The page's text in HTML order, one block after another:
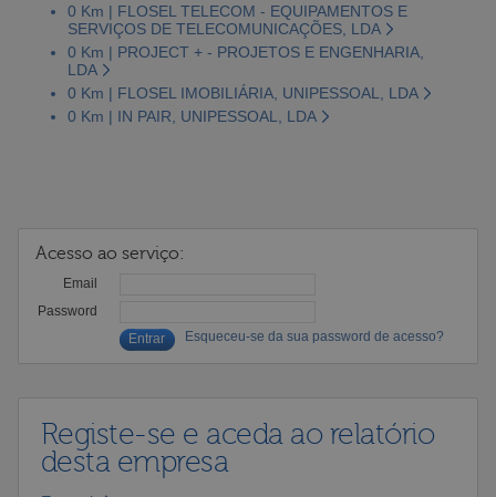
0 Km | FLOSEL TELECOM - EQUIPAMENTOS E
SERVIÇOS DE TELECOMUNICAÇÕES, LDA
0 Km | PROJECT + - PROJETOS E ENGENHARIA,
LDA
0 Km | FLOSEL IMOBILIÁRIA, UNIPESSOAL, LDA
0 Km | IN PAIR, UNIPESSOAL, LDA
Acesso ao serviço:
Email
Password
Esqueceu-se da sua password de acesso?
Registe-se e aceda ao relatório
desta empresa